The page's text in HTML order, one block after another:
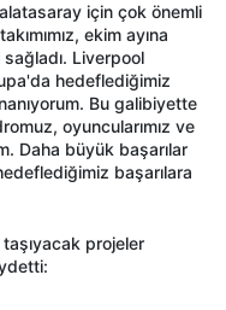
için çok önemli
ekim ayına
Liverpool
hedeflediğimiz
Bu galibiyette
oyuncularımız ve
Daha büyük başarılar
başarılara
projeler